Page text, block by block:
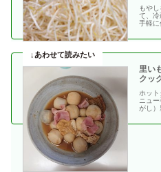
もや
て、冷
手軽に
ト蒸
里い
クッ
ホッ
ニュ
がし